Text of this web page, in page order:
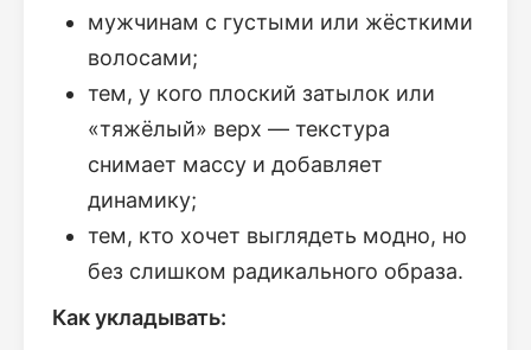
мужчинам с густыми или жёсткими
волосами;
тем, у кого плоский затылок или
«тяжёлый» верх — текстура
снимает массу и добавляет
динамику;
тем, кто хочет выглядеть модно, но
без слишком радикального образа.
Как укладывать: